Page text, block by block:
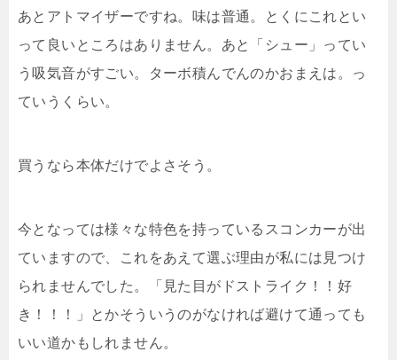
あとアトマイザーですね。味は普通。とくにこれとい
って良いところはありません。あと「シュー」ってい
う吸気音がすごい。ターボ積んでんのかおまえは。っ
ていうくらい。
買うなら本体だけでよさそう。
今となっては様々な特色を持っているスコンカーが出
ていますので、これをあえて選ぶ理由が私には見つけ
られませんでした。「見た目がドストライク！！好
き！！！」とかそういうのがなければ避けて通っても
いい道かもしれません。